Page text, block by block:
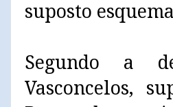
suposto
Segundo a
Vasconcelos,